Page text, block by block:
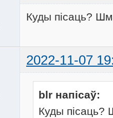
Куды пісаць?
2022-11-07
blr напісаў:
Куды пісаць?